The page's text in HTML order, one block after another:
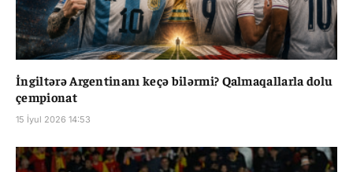
İngiltərə Argentinanı keçə bilərmi? Qalmaqallarla dolu
çempionat
15 İyul 2026 14:53